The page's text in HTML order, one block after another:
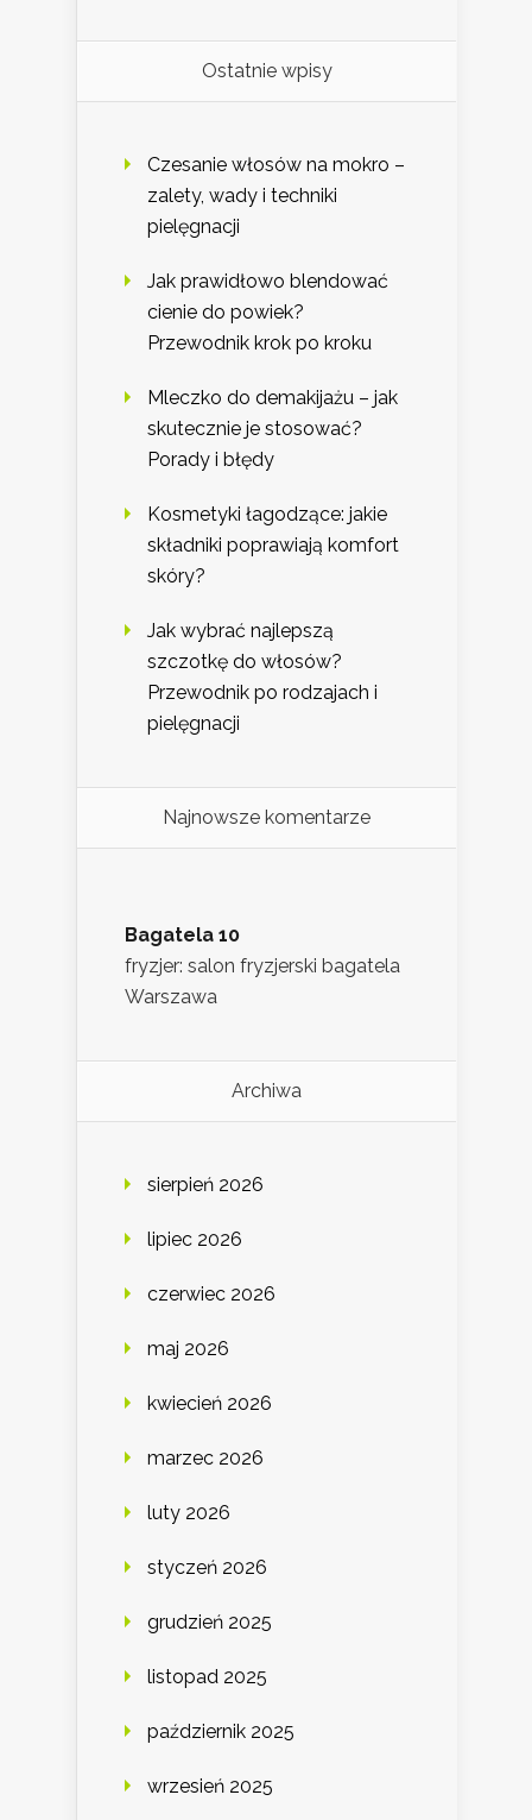
Ostatnie wpisy
Czesanie włosów na mokro –
zalety, wady i techniki
pielęgnacji
Jak prawidłowo blendować
cienie do powiek?
Przewodnik krok po kroku
Mleczko do demakijażu – jak
skutecznie je stosować?
Porady i błędy
Kosmetyki łagodzące: jakie
składniki poprawiają komfort
skóry?
Jak wybrać najlepszą
szczotkę do włosów?
Przewodnik po rodzajach i
pielęgnacji
Najnowsze komentarze
Bagatela 10
fryzjer: salon fryzjerski bagatela
Warszawa
Archiwa
sierpień 2026
lipiec 2026
czerwiec 2026
maj 2026
kwiecień 2026
marzec 2026
luty 2026
styczeń 2026
grudzień 2025
listopad 2025
październik 2025
wrzesień 2025